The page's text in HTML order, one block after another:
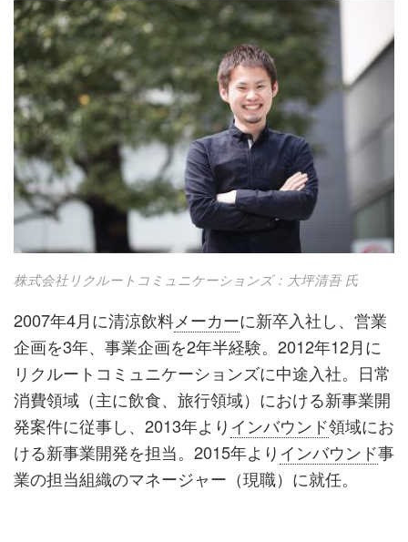
株式会社リクルートコミュニケーションズ：大坪清吾 氏
2007年4月に清涼飲料メーカーに新卒入社し、営業
企画を3年、事業企画を2年半経験。2012年12月に
リクルートコミュニケーションズに中途入社。日常
消費領域（主に飲食、旅行領域）における新事業開
発案件に従事し、2013年より インバウンド領域にお
ける新事業開発を担当。2015年より インバウンド事
業の担当組織のマネージャー（現職）に就任。